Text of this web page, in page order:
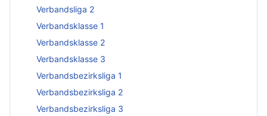
Verbandsliga 2
Verbandsklasse 1
Verbandsklasse 2
Verbandsklasse 3
Verbandsbezirksliga 1
Verbandsbezirksliga 2
Verbandsbezirksliga 3